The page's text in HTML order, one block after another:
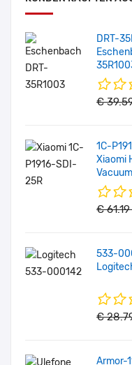
DRT-
€
1C-
Xiaomi
€
533-
€
Armor-